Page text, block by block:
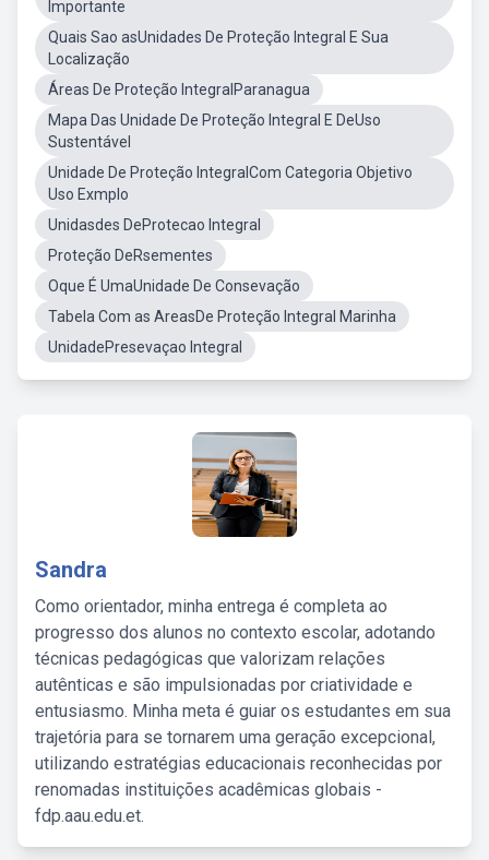
Importante
Quais Sao asUnidades De Proteção Integral E Sua
Localização
Áreas De Proteção IntegralParanagua
Mapa Das Unidade De Proteção Integral E DeUso
Sustentável
Unidade De Proteção IntegralCom Categoria Objetivo
Uso Exmplo
Unidasdes DeProtecao Integral
Proteção DeRsementes
Oque É UmaUnidade De Consevação
Tabela Com as AreasDe Proteção Integral Marinha
UnidadePresevaçao Integral
Sandra
Como orientador, minha entrega é completa ao
progresso dos alunos no contexto escolar, adotando
técnicas pedagógicas que valorizam relações
autênticas e são impulsionadas por criatividade e
entusiasmo. Minha meta é guiar os estudantes em sua
trajetória para se tornarem uma geração excepcional,
utilizando estratégias educacionais reconhecidas por
renomadas instituições acadêmicas globais -
fdp.aau.edu.et.